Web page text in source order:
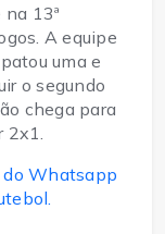
13ª
A equipe
uma e
o segundo
chega para
do Whatsapp